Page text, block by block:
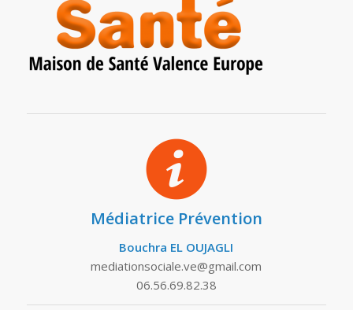
Médiatrice Prévention
Bouchra EL OUJAGLI
mediationsociale.ve@gmail.com
06.56.69.82.38